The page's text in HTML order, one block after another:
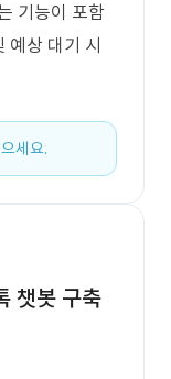
기능이 포함
예상 대기 시
세요.
챗봇 구축